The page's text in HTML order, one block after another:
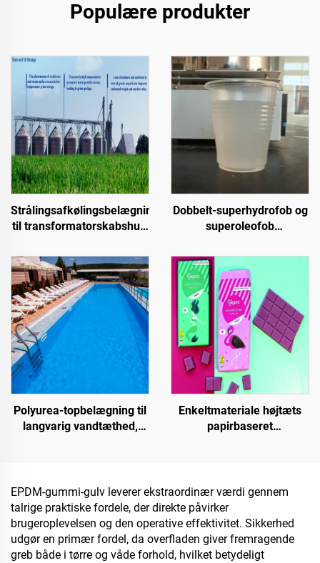
Populære produkter
Strålingsafkølingsbelægninger
til transformatorskabshus,
fabriksbygninger,
kornlagerbeholdere,
oliebeholdere
Dobbelt-superhydrofob og
superoleofob
sammen med
eller i andre scenarier,
hvor hydrofobe og
oleofobe egenskaber
kræves
Polyurea-topbelægning til
langvarig vandtæthed,
Enkeltmateriale højtæts
papirbaseret
nødder, chokolade,
bagværk og krydderier
EPDM-gummi-gulv leverer ekstraordinær værdi gennem
talrige praktiske fordele, der direkte påvirker
brugeroplevelsen og den operative effektivitet. Sikkerhed
udgør en primær fordel, da overfladen giver fremragende
greb både i tørre og våde forhold, hvilket betydeligt